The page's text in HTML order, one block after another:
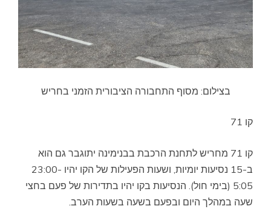
בצילום: מסוף התחבורה הציבורית הזמני בחריש
קו 71
קו 71 מחריש לתחנת הרכבת בבנימינה יתוגבר גם הוא
ב-15 נסיעות יומיות, ושעות הפעילות של הקו יהיו 23:00-
5:05 (בימי חול). הנסיעות בקו יהיו בתדירות של פעם בחצי
שעה במהלך היום ובפעם בשעה בשעות הערב.